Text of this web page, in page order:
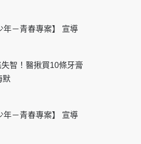
年－青春專案】 宣導
智！醫揪買10條牙膏
默
年－青春專案】 宣導